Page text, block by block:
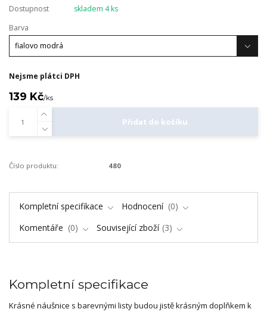
Dostupnost
skladem 4 ks
Barva
Nejsme plátci DPH
139 Kč/ks
Přidat do košíku
Číslo produktu: 480
Kompletní specifikace Hodnocení
0
Komentáře
0 Související zboží 3
Kompletní specifikace
Krásné náušnice s barevnými listy budou jistě krásným doplňkem k